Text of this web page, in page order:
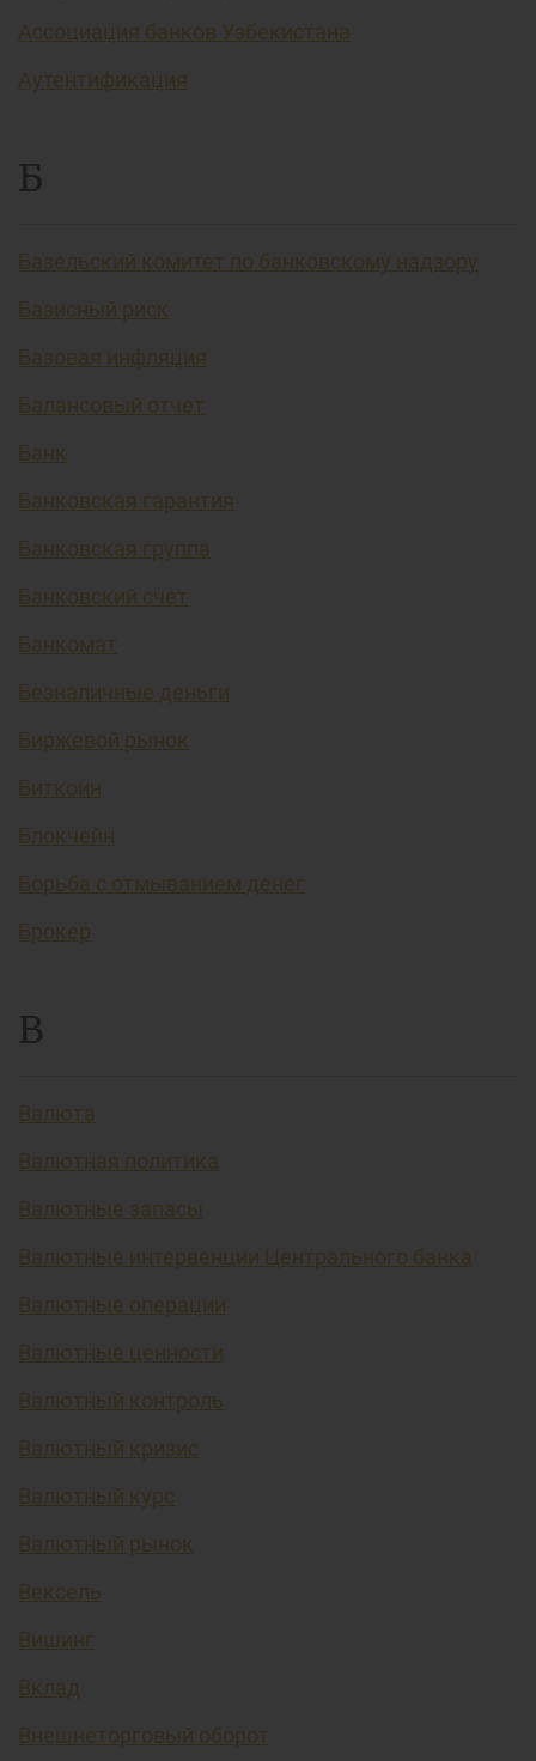
Ассоциация банков Узбекистана
Аутентификация
Б
Базельский комитет по банковскому надзору
Базисный риск
Базовая инфляция
Балансовый отчет
Банк
Банковская гарантия
Банковская группа
Банковский счет
Банкомат
Безналичные деньги
Биржевой рынок
Биткоин
Блокчейн
Борьба с отмыванием денег
Брокер
В
Валюта
Валютная политика
Валютные запасы
Валютные интервенции Центрального банка
Валютные операции
Валютные ценности
Валютный контроль
Валютный кризис
Валютный курс
Валютный рынок
Вексель
Вишинг
Вклад
Внешнеторговый оборот